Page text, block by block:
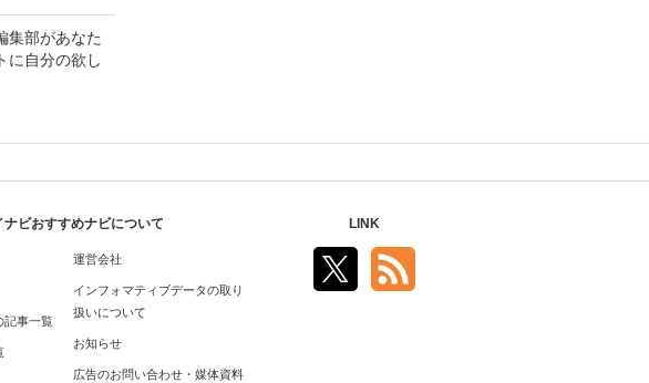
集部があなた
に自分の欲し
ナビおすすめナビについて
記事一覧
運営会社
インフォマティブデータの取り
扱いについて
お知らせ
広告のお問い合わせ・媒体資料
LINK